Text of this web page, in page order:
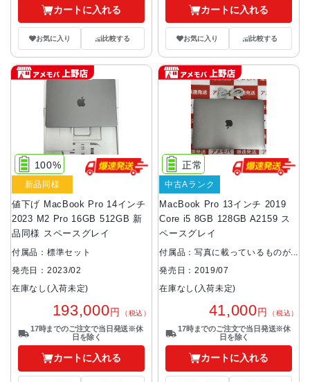
カートに入れる
お気に入り 比較する
カートに入れる
お気に入り 比較する
値下げ MacBook Pro 14インチ
2023 M2 Pro 16GB 512GB 新
品同様 スペースグレイ
100%
新品同様
付属品：標準セット
発売日：2023/02
在庫なし(入荷未定)
193,000円 （税込）
17時までのご注文で当日発送※休
日を除く
カートに入れる
MacBook Pro 13インチ 2019
Core i5 8GB 128GB A2159 ス
ペースグレイ
正常
中古Aランク
付属品：写真に載っているものが
全てです。
発売日：2019/07
在庫なし(入荷未定)
41,000円 （税込）
17時までのご注文で当日発送※休
日を除く
カートに入れる